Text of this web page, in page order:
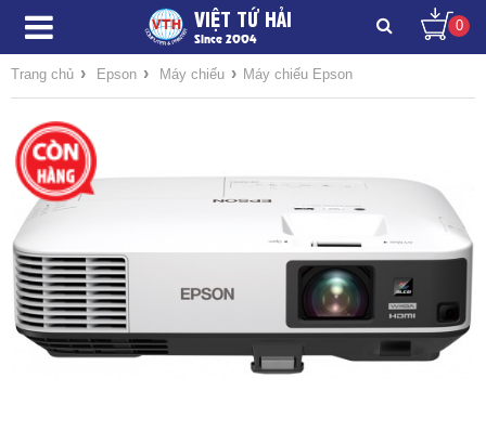
VIỆT TỨ HẢI
Since 2004
0
Trang chủ › Epson › Máy chiếu › Máy chiếu Epson